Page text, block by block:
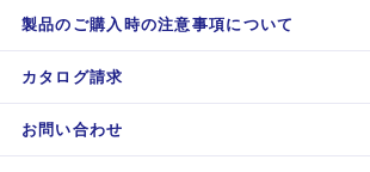
製品のご購入時の注意事項について
カタログ請求
お問い合わせ